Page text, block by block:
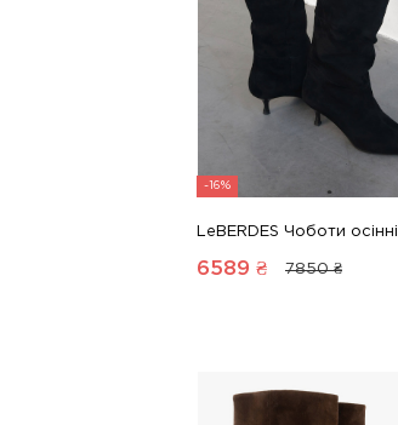
-16%
LeBERDES Чоботи осінні
6589 ₴ 7850 ₴